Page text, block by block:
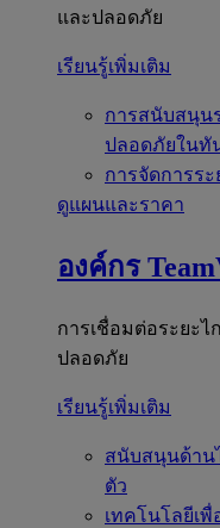
และปลอดภัย
เรียนรู้เพิ่มเติม
การสนับสนุน
ปลอดภัยในทั
การจัดการระ
ดูแผนและราคา
องค์กร
การเชื่อมต่อระยะ
ปลอดภัย
เรียนรู้เพิ่มเติม
สนับสนุนด้าน
ตัว
เทคโนโลยีเ